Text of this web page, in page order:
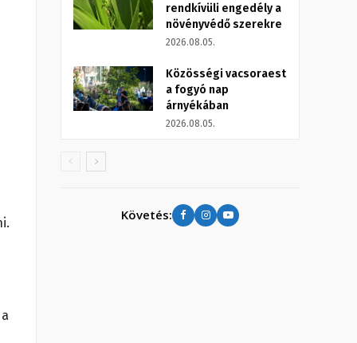
rendkívüli engedély a
növényvédő szerekre
2026.08.05.
Közösségi vacsoraest
a fogyó nap
árnyékában
2026.08.05.
Követés: